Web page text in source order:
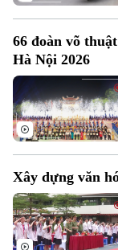
66 đoàn võ
Hà Nội 2026
Xây dựng văn